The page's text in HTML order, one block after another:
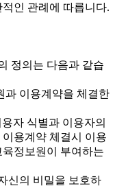
인 관례에 따릅니다.
정의는 다음과 같습
이용계약을 체결한
자 식별과 이용자의
용계약 체결시 이용
정보원이 부여하는
신의 비밀을 보호하